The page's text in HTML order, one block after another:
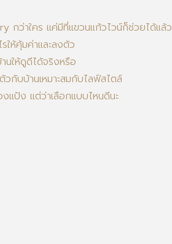
กว่าใคร แค่มีที่แขวนแก้วไวน์ก็ช่วยได้แล้ว
ให้คุ้มค่าและลงตัว
นให้ดูดีได้จริงหรือ
วกับบ้านเหมาะสมกับไลฟ์สไตล์
แป้ง แต่ว่าเลือกแบบไหนดีนะ